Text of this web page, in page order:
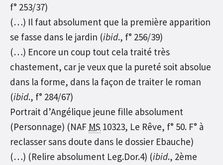
f° 253/37)
(…) Il faut absolument que la première apparition
se fasse dans le jardin (ibid., f° 256/39)
(…) Encore un coup tout cela traité très
chastement, car je veux que la pureté soit absolue
dans la forme, dans la façon de traiter le roman
(ibid., f° 284/67)
Portrait d’Angélique jeune fille absolument
(Personnage) (NAF MS 10323, Le Rêve, f° 50. F° à
reclasser sans doute dans le dossier Ebauche)
(…) (Relire absolument Leg.Dor.4) (ibid., 2ème